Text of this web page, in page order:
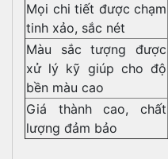
Mọi chi tiết được chạm
tinh xảo, sắc nét
Màu sắc tượng được
xử lý kỹ giúp cho độ
bền màu cao
Giá thành cao, chất
lượng đảm bảo